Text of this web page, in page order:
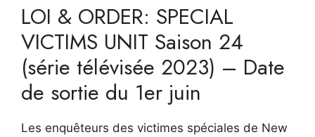
LOI & ORDER: SPECIAL
VICTIMS UNIT Saison 24
(série télévisée 2023) – Date
de sortie du 1er juin
Les enquêteurs des victimes spéciales de New